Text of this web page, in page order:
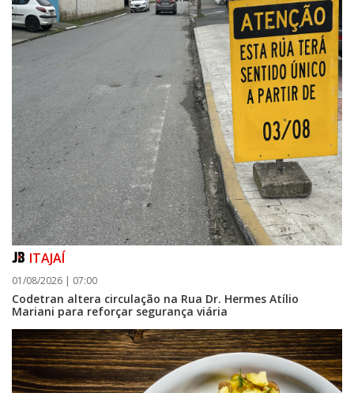
ITAJAÍ
01/08/2026 | 07:00
Codetran altera circulação na Rua Dr. Hermes Atílio
Mariani para reforçar segurança viária